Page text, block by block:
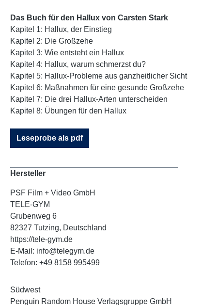
Das Buch für den Hallux von Carsten Stark
Kapitel 1: Hallux, der Einstieg
Kapitel 2: Die Großzehe
Kapitel 3: Wie entsteht ein Hallux
Kapitel 4: Hallux, warum schmerzst du?
Kapitel 5: Hallux-Probleme aus ganzheitlicher Sicht
Kapitel 6: Maßnahmen für eine gesunde Großzehe
Kapitel 7: Die drei Hallux-Arten unterscheiden
Kapitel 8: Übungen für den Hallux
Leseprobe als pdf
Hersteller
PSF Film + Video GmbH
TELE-GYM
Grubenweg 6
82327 Tutzing, Deutschland
https://tele-gym.de
E-Mail: info@telegym.de
Telefon: +49 8158 995499
Südwest
Penguin Random House Verlagsgruppe GmbH